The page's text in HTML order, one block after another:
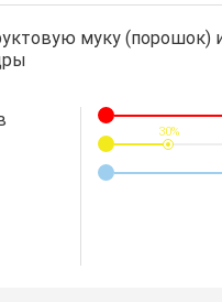
муку (порошок)
30%